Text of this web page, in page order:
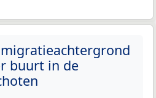
buurt in de